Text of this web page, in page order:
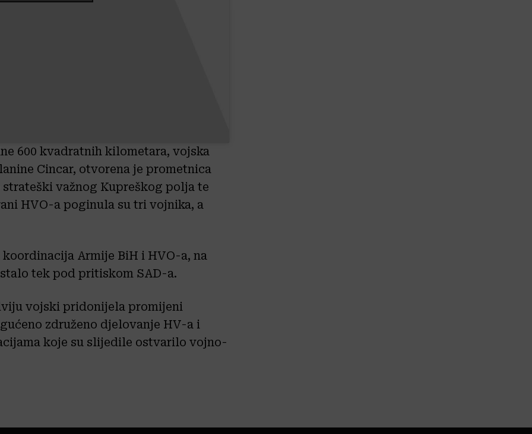
600 kvadratnih kilometara, vojska
Cincar, otvorena je prometnica
važnog Kupreškog polja te
HVO-a poginula su tri vojnika, a
Armije BiH i HVO-a, na
tek pod pritiskom SAD-a.
vojski pridonijela promijeni
združeno djelovanje HV-a i
koje su slijedile ostvarilo vojno-